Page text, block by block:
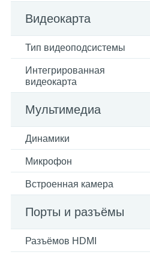
Видеокарта
Тип видеоподсистемы
Интегрированная
видеокарта
Мультимедиа
Динамики
Микрофон
Встроенная камера
Порты и разъёмы
Разъёмов HDMI